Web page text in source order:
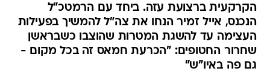
הקרקעית ברצועת עזה. ביחד עם הרמטכ"ל
הנכנס, אייל זמיר הנחו את צה"ל להמשיך בפעילות
העצימה עד להשגת המטרות שהוצבו כשבראשן
שחרור החטופים: "הכרעת חמאס זה בכל מקום -
גם פה באיו"ש"